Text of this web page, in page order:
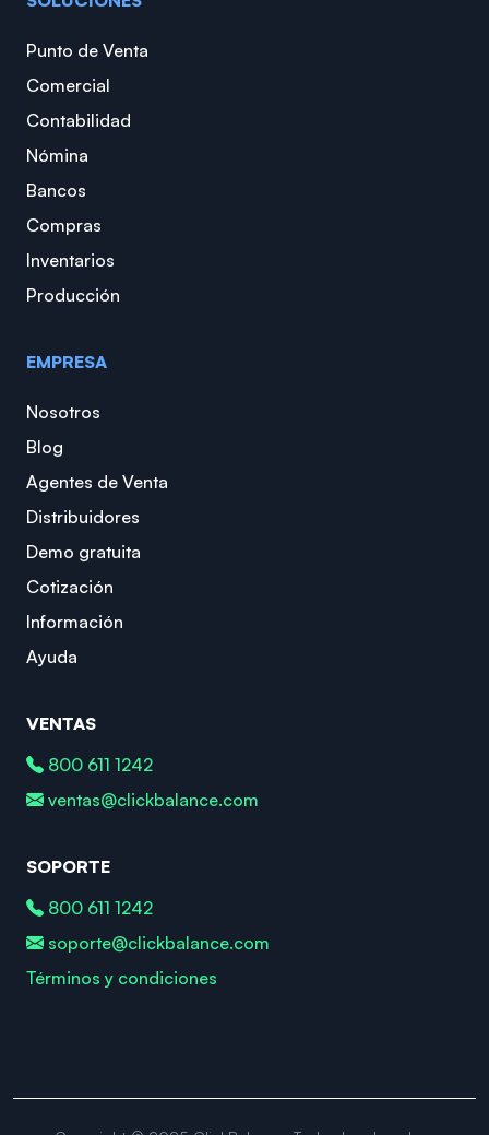
Punto de Venta
Comercial
Contabilidad
Nómina
Bancos
Compras
Inventarios
Producción
EMPRESA
Nosotros
Blog
Agentes de Venta
Distribuidores
Demo gratuita
Cotización
Información
Ayuda
VENTAS
800 611 1242
ventas@clickbalance.com
SOPORTE
800 611 1242
soporte@clickbalance.com
Términos y condiciones